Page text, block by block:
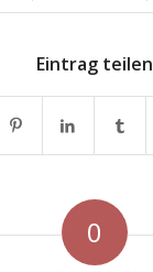
Eintrag teilen
0